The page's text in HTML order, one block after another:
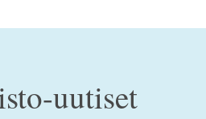
uutiset